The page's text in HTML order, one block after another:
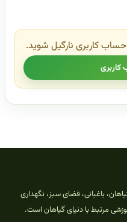
حساب کاربری نارگیل شوید.
کاربری
باغبانی، فضای سبز، نگهداری
مرتبط با دنیای گیاهان است.